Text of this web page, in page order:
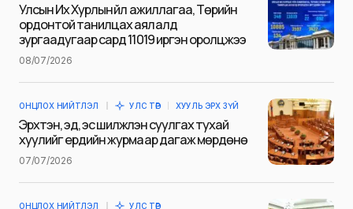
тэмдэглэсэн
Сэтгэгдэл*
Name
Улсын Их Хурлын үйл ажиллагаа, Төрийн
ордонтой танилцах аялалд
зургаадугаар сард 11019 иргэн оролцжээ
08/07/2026
ОНЦЛОХ НИЙТЛЭЛ УЛС ТӨР ХУУЛЬ ЭРХ ЗҮЙ
Эрхтэн, эд, эс шилжүүлэн суулгах тухай
хуулийг ердийн журмаар дагаж мөрдөнө
07/07/2026
ОНЦЛОХ НИЙТЛЭЛ УЛС ТӨР